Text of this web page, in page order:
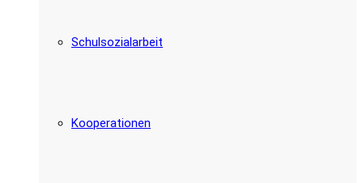
Schulsozialarbeit
Kooperationen